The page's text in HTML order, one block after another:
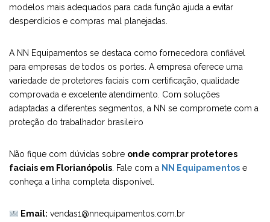
modelos mais adequados para cada função ajuda a evitar
desperdícios e compras mal planejadas.
A NN Equipamentos se destaca como fornecedora confiável
para empresas de todos os portes. A empresa oferece uma
variedade de protetores faciais com certificação, qualidade
comprovada e excelente atendimento. Com soluções
adaptadas a diferentes segmentos, a NN se compromete com a
proteção do trabalhador brasileiro
Não fique com dúvidas sobre onde comprar protetores
faciais em Florianópolis. Fale com a NN Equipamentos e
conheça a linha completa disponível.
Email: vendas1@nnequipamentos.com.br